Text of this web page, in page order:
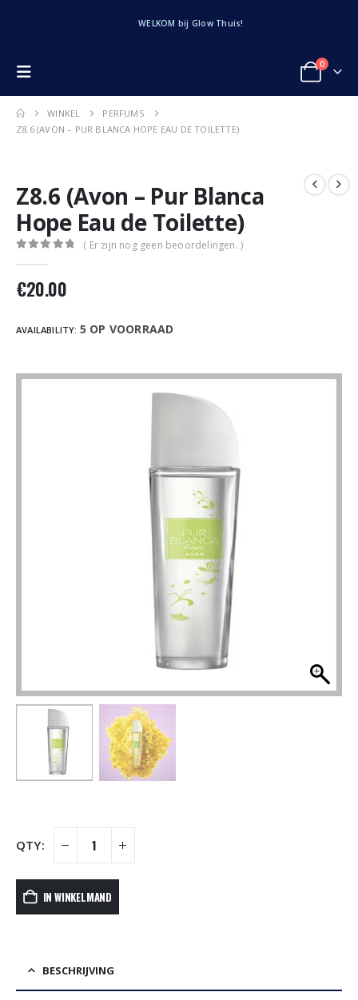
WELKOM bij Glow Thuis!
0
WINKEL
PERFUMS
Z8.6 (AVON – PUR BLANCA HOPE EAU DE TOILETTE)
Z8.6 (Avon – Pur Blanca
Hope Eau de Toilette)
( Er zijn nog geen beoordelingen. )
€20.00
AVAILABILITY: 5 OP VOORRAAD
IN WINKELMAND
BESCHRIJVING